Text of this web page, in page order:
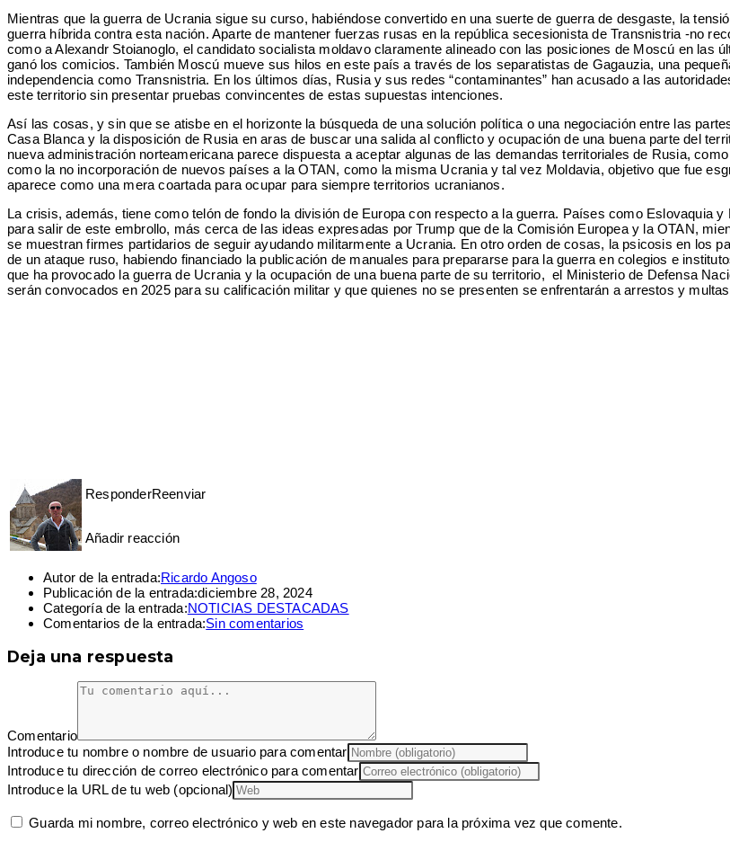
Mientras que la guerra de Ucrania sigue su curso, habiéndose convertido en una suerte de guerra de desgaste, la
guerra híbrida contra esta nación. Aparte de mantener fuerzas rusas en la república secesionista de Transnistria -no
como a Alexandr Stoianoglo, el candidato socialista moldavo claramente alineado con las posiciones de Moscú en las
ganó los comicios. También Moscú mueve sus hilos en este país a través de los separatistas de Gagauzia, una
independencia como Transnistria. En los últimos días, Rusia y sus redes “contaminantes” han acusado a las
este territorio sin presentar pruebas convincentes de estas supuestas intenciones.
Así las cosas, y sin que se atisbe en el horizonte la búsqueda de una solución política o una negociación entre las
Casa Blanca y la disposición de Rusia en aras de buscar una salida al conflicto y ocupación de una buena parte del
nueva administración norteamericana parece dispuesta a aceptar algunas de las demandas territoriales de Rusia,
como la no incorporación de nuevos países a la OTAN, como la misma Ucrania y tal vez Moldavia, objetivo que fue
aparece como una mera coartada para ocupar para siempre territorios ucranianos.
La crisis, además, tiene como telón de fondo la división de Europa con respecto a la guerra. Países como Eslovaquia
para salir de este embrollo, más cerca de las ideas expresadas por Trump que de la Comisión Europea y la OTAN,
se muestran firmes partidarios de seguir ayudando militarmente a Ucrania. En otro orden de cosas, la psicosis en los
de un ataque ruso, habiendo financiado la publicación de manuales para prepararse para la guerra en colegios e
que ha provocado la guerra de Ucrania y la ocupación de una buena parte de su territorio, el Ministerio de Defensa
serán convocados en 2025 para su calificación militar y que quienes no se presenten se enfrentarán a arrestos y
ResponderReenviar
Añadir reacción
Autor de la entrada:Ricardo Angoso
Publicación de la entrada:diciembre 28, 2024
Categoría de la entrada:NOTICIAS DESTACADAS
Comentarios de la entrada:Sin comentarios
Deja una respuesta
Comentario
Introduce tu nombre o nombre de usuario para comentar
Introduce tu dirección de correo electrónico para comentar
Introduce la URL de tu web (opcional)
Guarda mi nombre, correo electrónico y web en este navegador para la próxima vez que comente.